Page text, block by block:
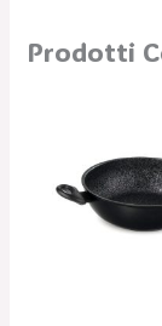
Prodotti